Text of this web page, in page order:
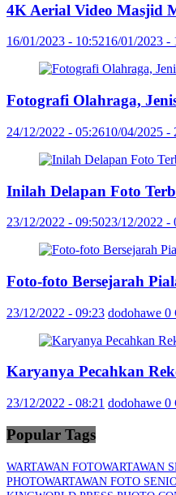
4K Aerial Video Masjid
16/01/2023 - 10:5216/01/2023 -
Fotografi Olahraga,
24/12/2022 - 05:2610/04/2025 -
Inilah Delapan Foto
23/12/2022 - 09:5023/12/2022 -
Foto-foto Bersejarah
23/12/2022 - 09:23 dodohawe 0
Karyanya Pecahkan
23/12/2022 - 08:21 dodohawe 0
Popular Tags
WARTAWAN FOTOWARTAWAN
PHOTOWARTAWAN FOTO